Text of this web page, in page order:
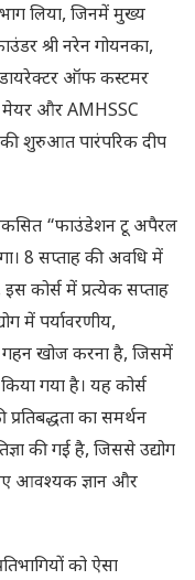
लिया, जिनमें मुख्य
श्री नरेन गोयनका,
डायरेक्टर ऑफ कस्टमर
मेयर और AMHSSC
शुरुआत पारंपरिक दीप
“फाउंडेशन टू अपैरल
8 सप्ताह की अवधि में
कोर्स में प्रत्येक सप्ताह
में पर्यावरणीय,
खोज करना है, जिसमें
गया है। यह कोर्स
का समर्थन
की गई है, जिससे उद्योग
आवश्यक ज्ञान और
को ऐसा